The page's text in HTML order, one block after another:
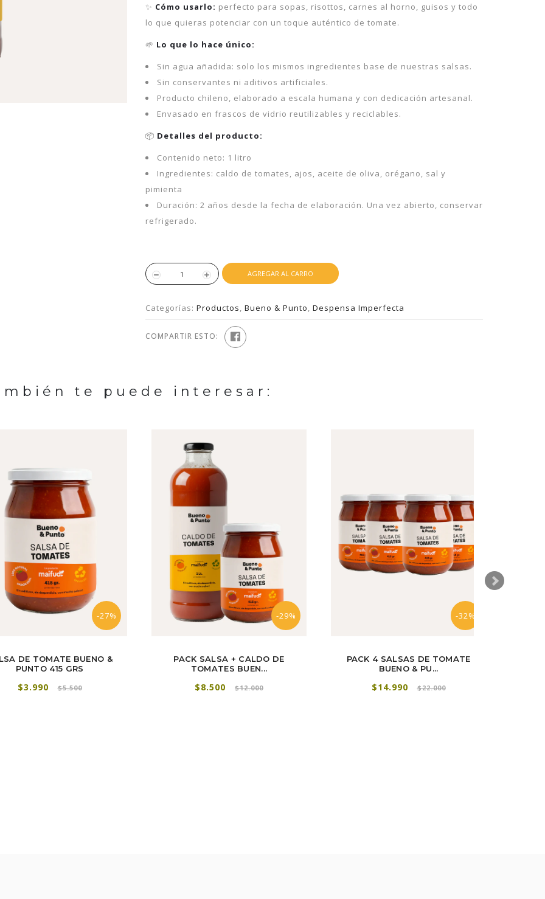
✨ Cómo usarlo: perfecto para sopas, risottos, carnes al horno, guisos y todo
lo que quieras potenciar con un toque auténtico de tomate.
🌱 Lo que lo hace único:
Sin agua añadida: solo los mismos ingredientes base de nuestras salsas.
Sin conservantes ni aditivos artificiales.
Producto chileno, elaborado a escala humana y con dedicación artesanal.
Envasado en frascos de vidrio reutilizables y reciclables.
📦 Detalles del producto:
Contenido neto: 1 litro
Ingredientes: caldo de tomates, ajos, aceite de oliva, orégano, sal y
pimienta
Duración: 2 años desde la fecha de elaboración. Una vez abierto, conservar
refrigerado.
AGREGAR AL CARRO
Categorías: Productos, Bueno & Punto, Despensa Imperfecta
COMPARTIR ESTO:
te puede interesar:
-27%
DE TOMATE BUENO &
PUNTO 415 GRS
$3.990 $5.500
-29%
PACK SALSA + CALDO DE
TOMATES BUEN...
$8.500 $12.000
-32%
PACK 4 SALSAS DE TOMATE
BUENO & PU...
$14.990 $22.000